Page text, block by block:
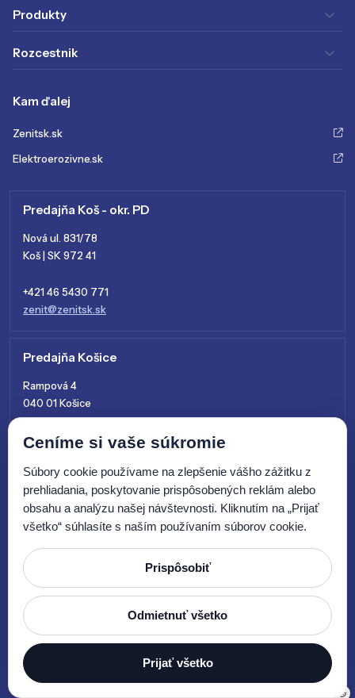
Produkty
Rozcestnik
Kam ďalej
Zenitsk.sk
Elektroerozivne.sk
Predajňa Koš - okr. PD
Nová ul. 831/78
Koš | SK 972 41
+421 46 5430 771
zenit@zenitsk.sk
Predajňa Košice
Rampová 4
040 01 Košice
+421 915 761 028
© 2026 Zenit SK, s.r.o.
Tvorba webových stránok by
Ceníme si vaše súkromie
Súbory cookie používame na zlepšenie vášho zážitku z
prehliadania, poskytovanie prispôsobených reklám alebo
obsahu a analýzu našej návštevnosti. Kliknutím na „Prijať
všetko“ súhlasíte s naším používaním súborov cookie.
Prispôsobiť
Odmietnuť všetko
Prijať všetko